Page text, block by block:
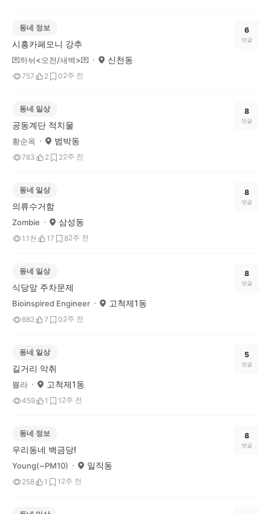
동네 정보
시흥카페모니 강추
💌하뉘<오전/새벽>💌 신천동
757 2 02주 전
6
댓글
동네 일상
공동계단 적치물
황순옥 범박동
783 2 22주 전
8
댓글
동네 일상
의류수거함
Zombie 삼성동
1.1천 17 82주 전
8
댓글
동네 일상
식당앞 주차문제
Bioinspired Engineer 고척제1동
882 7 02주 전
8
댓글
동네 일상
길거리 악취
쁄라 고척제1동
459 1 1 2주 전
5
댓글
동네 정보
우리동네 백금당!
Young(~PM10) 일직동
258 1 1 2주 전
8
댓글